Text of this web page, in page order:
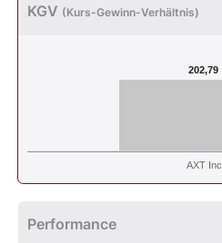
KGV (Kurs-Gewinn-Verhältnis)
202,79
AXT Inc
Performance